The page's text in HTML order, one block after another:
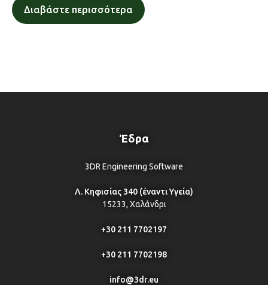
Διαβάστε περισσότερα
Έδρα
3DR Engineering Software
Λ. Κηφισίας 340 (έναντι Υγεία)
15233, Χαλάνδρι
+30 211 7702197
+30 211 7702198
info@3dr.eu